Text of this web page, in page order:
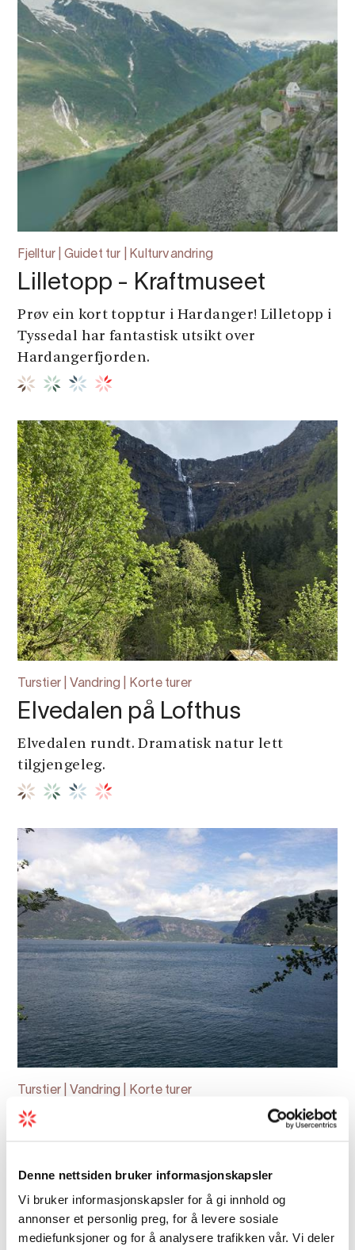
Denne nettsiden bruker informasjonskapsler
Vi bruker informasjonskapsler for å gi innhold og
annonser et personlig preg, for å levere sosiale
mediefunksjoner og for å analysere trafikken vår. Vi deler
Fjelltur | Guidet tur | Kulturvandring
Lilletopp - Kraftmuseet
Prøv ein kort topptur i Hardanger! Lilletopp i
Tyssedal har fantastisk utsikt over
Hardangerfjorden.
Turstier | Vandring | Korte turer
Elvedalen på Lofthus
Elvedalen rundt. Dramatisk natur lett
tilgjengeleg.
Turstier | Vandring | Korte turer
Utne-Høyviki-Sletthagen
Utne Hotel Endepunkt: Utne Hotel Parkering:
ved Utne Kyrkje Tilkomst med offentleg
transport: Buss frå Odda, ferje frå Kinsarvik
og Kvanndal. Hurtigbåt fr...